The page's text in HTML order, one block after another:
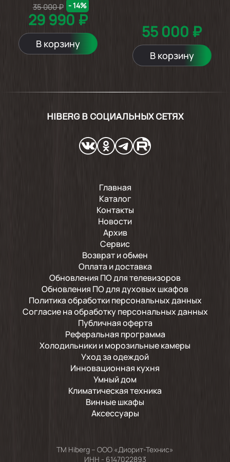
29 990 ₽
35 000 ₽ - 14%
В корзину
55 000 ₽
В корзину
HIBERG В СОЦИАЛЬНЫХ СЕТЯХ
Главная
Каталог
Контакты
Новости
Архив
Сервис
Возврат и обмен
Оплата и доставка
Обновления ПО для телевизоров
Обновления ПО для духовых шкафов
Политика обработки персональных данных
Согласие на обработку персональных данных
Публичная оферта
Реферальная программа
Холодильники и морозильные камеры
Уход за одеждой
Инновационная кухня
Умный дом
Климатическая техника
Винные шкафы
Аксессуары
TM Hiberg – ООО «Диорит-Технис»
ИНН - 6147022893